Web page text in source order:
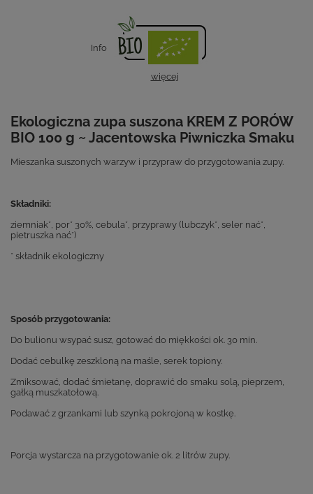
Info
więcej
Ekologiczna zupa suszona KREM Z PORÓW
BIO 100 g ~ Jacentowska Piwniczka Smaku
Mieszanka suszonych warzyw i przypraw do przygotowania zupy.
Składniki:
ziemniak*, por* 30%, cebula*, przyprawy (lubczyk*, seler nać*,
pietruszka nać*)
* składnik ekologiczny
Sposób przygotowania:
Do bulionu wsypać susz, gotować do miękkości ok. 30 min.
Dodać cebulkę zeszkloną na maśle, serek topiony.
Zmiksować, dodać śmietanę, doprawić do smaku solą, pieprzem,
gałką muszkatołową.
Podawać z grzankami lub szynką pokrojoną w kostkę.
Porcja wystarcza na przygotowanie ok. 2 litrów zupy.